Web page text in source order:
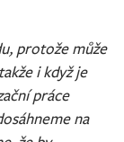
protože může
i když je
práce
na